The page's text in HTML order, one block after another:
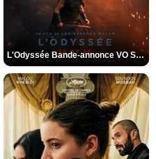
L'Odyssée Bande-annonce VO STFR